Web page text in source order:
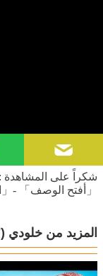
شكراً على المشاهدة
「أفتح الوصف」 -
المزيد من خلودي (577 مشاركة)